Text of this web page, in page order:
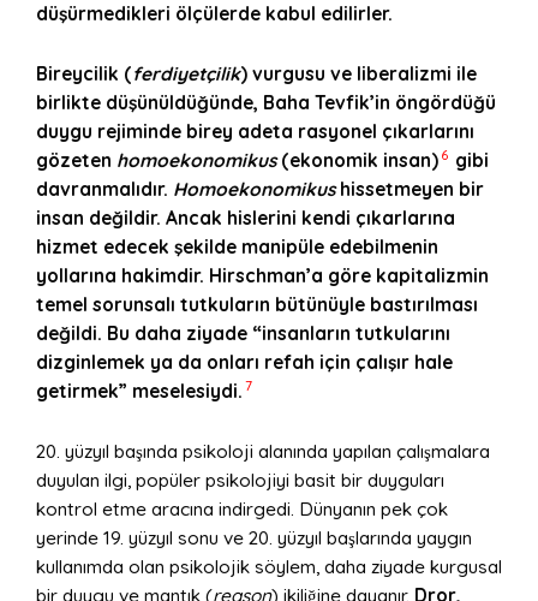
düşürmedikleri ölçülerde kabul edilirler.
Bireycilik (ferdiyetçilik) vurgusu ve liberalizmi ile
birlikte düşünüldüğünde, Baha Tevfik’in öngördüğü
duygu rejiminde birey adeta rasyonel çıkarlarını
gözeten homoekonomikus(ekonomik insan) 6 gibi
davranmalıdır. Homoekonomikushissetmeyen bir
insan değildir. Ancak hislerini kendi çıkarlarına
hizmet edecek şekilde manipüle edebilmenin
yollarına hakimdir. Hirschman’a göre kapitalizmin
temel sorunsalı tutkuların bütünüyle bastırılması
değildi. Bu daha ziyade “insanların tutkularını
dizginlemek ya da onları refah için çalışır hale
getirmek” meselesiydi. 7
20. yüzyıl başında psikoloji alanında yapılan çalışmalara
duyulan ilgi, popüler psikolojiyi basit bir duyguları
kontrol etme aracına indirgedi. Dünyanın pek çok
yerinde 19. yüzyıl sonu ve 20. yüzyıl başlarında yaygın
kullanımda olan psikolojik söylem, daha ziyade kurgusal
bir duygu ve mantık (reason) ikiliğine dayanır. Dror,